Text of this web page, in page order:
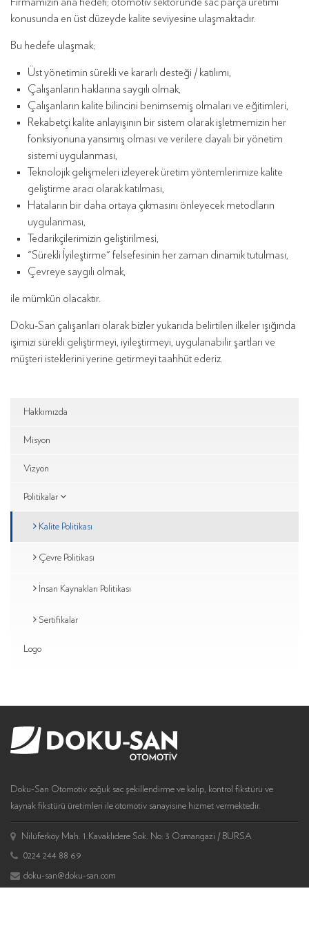
konusunda en üst düzeyde kalite seviyesine ulaşmaktadır.
Bu hedefe ulaşmak;
Üst yönetimin sürekli ve kararlı desteği / katılımı,
Çalışanların haklarına saygılı olmak,
Çalışanların kalite bilincini benimsemiş olmaları ve eğitimleri,
Rekabetçi kalite anlayışının bir sistem olarak işletmemizin her
fonksiyonuna yansımış olması ve verilere dayalı bir yönetim
sistemi uygulanması,
Teknolojik gelişmeleri izleyerek üretim yöntemlerimize kalite
geliştirme aracı olarak katılması,
Hataların bir daha ortaya çıkmasını önleyecek metodların
uygulanması,
Tedarikçilerimizin geliştirilmesi,
"Sürekli İyileştirme" felsefesinin her zaman dinamik tutulması,
Çevreye saygılı olmak,
ile mümkün olacaktır.
Doku-San çalışanları olarak bizler yukarıda belirtilen ilkeler ışığında
işimizi sürekli geliştirmeyi, iyileştirmeyi, uygulanabilir şartları ve
müşteri isteklerini yerine getirmeyi taahhüt ederiz.
Hakkımızda
Misyon
Vizyon
Politikalar
Kalite Politikası
Çevre Politikası
İnsan Kaynakları Politikası
Sertifikalar
Logo
Doku-San Otomotiv soğuk sac şekillendirme ve kalıp, kontrol fikstürü ve
kaynak fikstürü üretimleri ile otomotiv sanayisine hizmet vermektedir.
Nilüferköy Mah. 1.Kavaklıdere Sok. No: 3 Osmangazi / BURSA
0224 244 88 69
doku-san@doku-san.com